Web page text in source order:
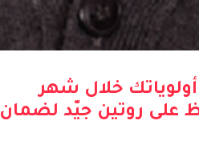
خلال شهر
على روتين جيّد لضمان